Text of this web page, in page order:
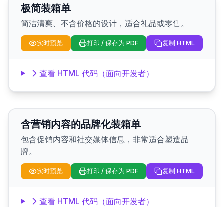
极简装箱单
简洁清爽、不含价格的设计，适合礼品或零售。
实时预览 打印 / 保存为 PDF 复制 HTML
查看 HTML 代码（面向开发者）
含营销内容的品牌化装箱单
包含促销内容和社交媒体信息，非常适合塑造品
牌。
实时预览 打印 / 保存为 PDF 复制 HTML
查看 HTML 代码（面向开发者）